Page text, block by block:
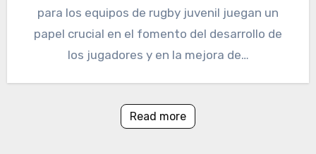
para los equipos de rugby juvenil juegan un
papel crucial en el fomento del desarrollo de
los jugadores y en la mejora de…
Read more